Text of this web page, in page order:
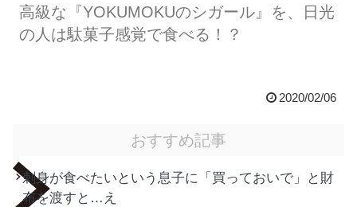
高級な『YOKUMOKUのシガール』を、日光
の人は駄菓子感覚で食べる！？
2020/02/06
おすすめ記事
刺身が食べたいという息子に「買っておいで」と財
布を渡すと…え